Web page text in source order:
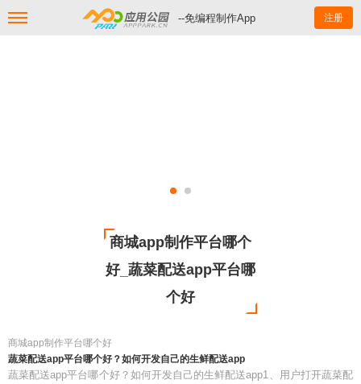
--免编程制作App 注册
商城app制作平台哪个
好_蔬菜配送app平台哪
个好
商城app制作平台哪个好
蔬菜配送app平台哪个好？如何开发自己的生鲜配送app
蔬菜配送app平台哪个好？如何开发自己的生鲜配送app1、用户打开蔬菜配